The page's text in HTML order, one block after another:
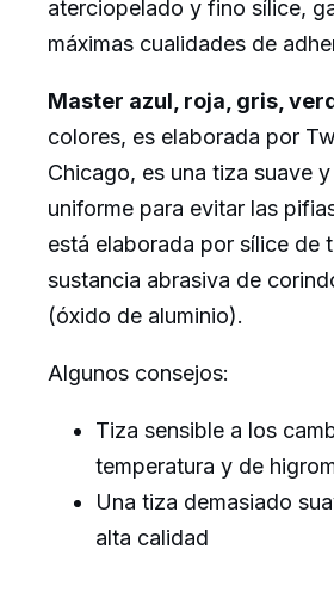
aterciopelado y fino sílice,
máximas cualidades de
Master azul, roja, gris,
colores, es elaborada por
Chicago, es una tiza suave
uniforme para evitar las
está elaborada por sílice de
sustancia abrasiva de
(óxido de aluminio).
Algunos consejos:
Tiza sensible a los
temperatura y de
Una tiza demasiado
alta calidad